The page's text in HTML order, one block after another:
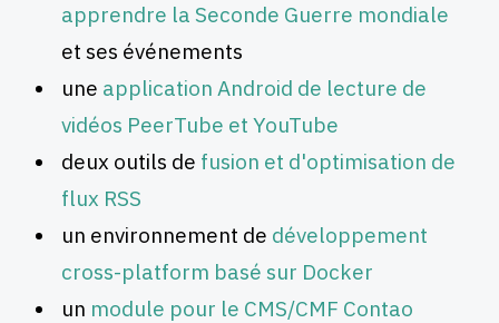
apprendre la Seconde Guerre mondiale
et ses événements
une application Android de lecture de
vidéos PeerTube et YouTube
deux outils de fusion et d'optimisation de
flux RSS
un environnement de développement
cross-platform basé sur Docker
un module pour le CMS/CMF Contao